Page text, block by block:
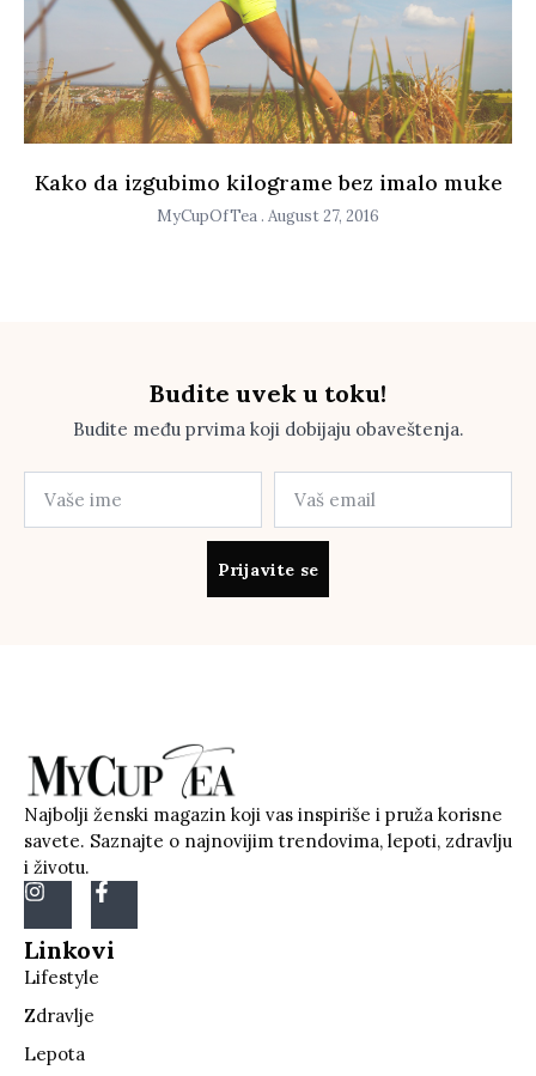
Kako da izgubimo kilograme bez imalo muke
MyCupOfTea August 27, 2016
Budite uvek u toku!
Budite među prvima koji dobijaju obaveštenja.
Prijavite se
Najbolji ženski magazin koji vas inspiriše i pruža korisne
savete. Saznajte o najnovijim trendovima, lepoti, zdravlju
i životu.
Linkovi
Lifestyle
Zdravlje
Lepota